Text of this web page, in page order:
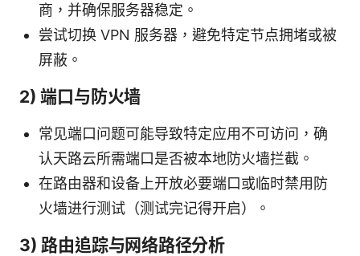
商，并确保服务器稳定。
尝试切换 VPN 服务器，避免特定节点拥堵或被
屏蔽。
2) 端口与防火墙
常见端口问题可能导致特定应用不可访问，确
认天路云所需端口是否被本地防火墙拦截。
在路由器和设备上开放必要端口或临时禁用防
火墙进行测试（测试完记得开启）。
3) 路由追踪与网络路径分析